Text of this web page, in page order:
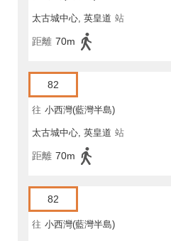
太古城中心, 英皇道 站
距離 70m
82
往 小西灣(藍灣半島)
太古城中心, 英皇道 站
距離 70m
82
往 小西灣(藍灣半島)